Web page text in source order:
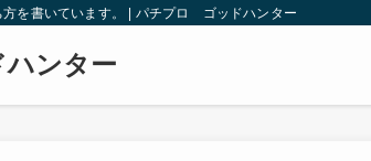
を書いています。 | パチプロ ゴッドハンター
ンター